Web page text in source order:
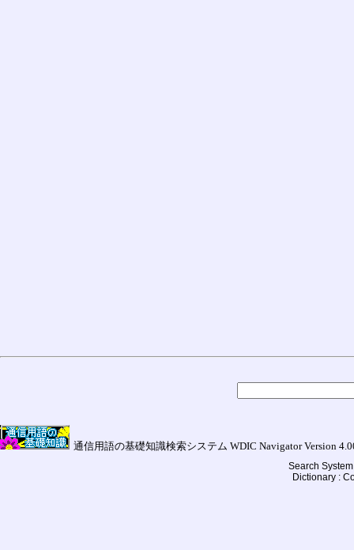
通信用語の基礎知識検索システム WDIC Navigator Version
Search
Dictionary :